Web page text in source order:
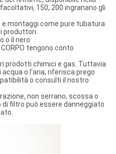
150, 200 ingranano gli
montaggi come pure tubatura
produttori.
o il nero
CORPO tengono conto
prodotti chimici e gas. Tuttavia
o l'aria, riferisca prego
o consulti il nostro
non serrano, scossa o
filtro può essere danneggiato